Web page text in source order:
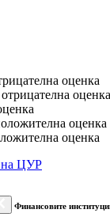
оценка
оценка
оценка
оценка
на ЦУР
Финансовите